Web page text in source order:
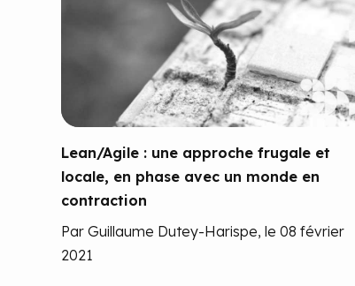
Lean/Agile : une approche frugale et
locale, en phase avec un monde en
contraction
Par Guillaume Dutey-Harispe, le 08 février
2021